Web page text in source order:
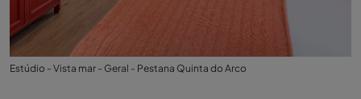
Estúdio - Vista mar - Geral - Pestana Quinta do Arco